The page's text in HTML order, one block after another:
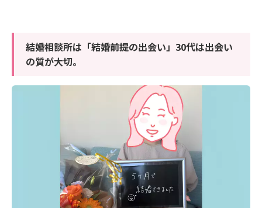
結婚相談所は「結婚前提の出会い」30代は出会い
の質が大切。